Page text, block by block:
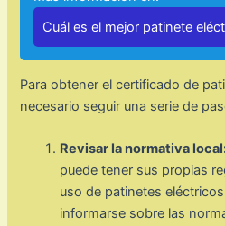
Cuál es el mejor patinete
Para obtener el certificado de
necesario seguir una serie de
Revisar la normativa
puede tener sus propias
uso de patinetes
informarse sobre las